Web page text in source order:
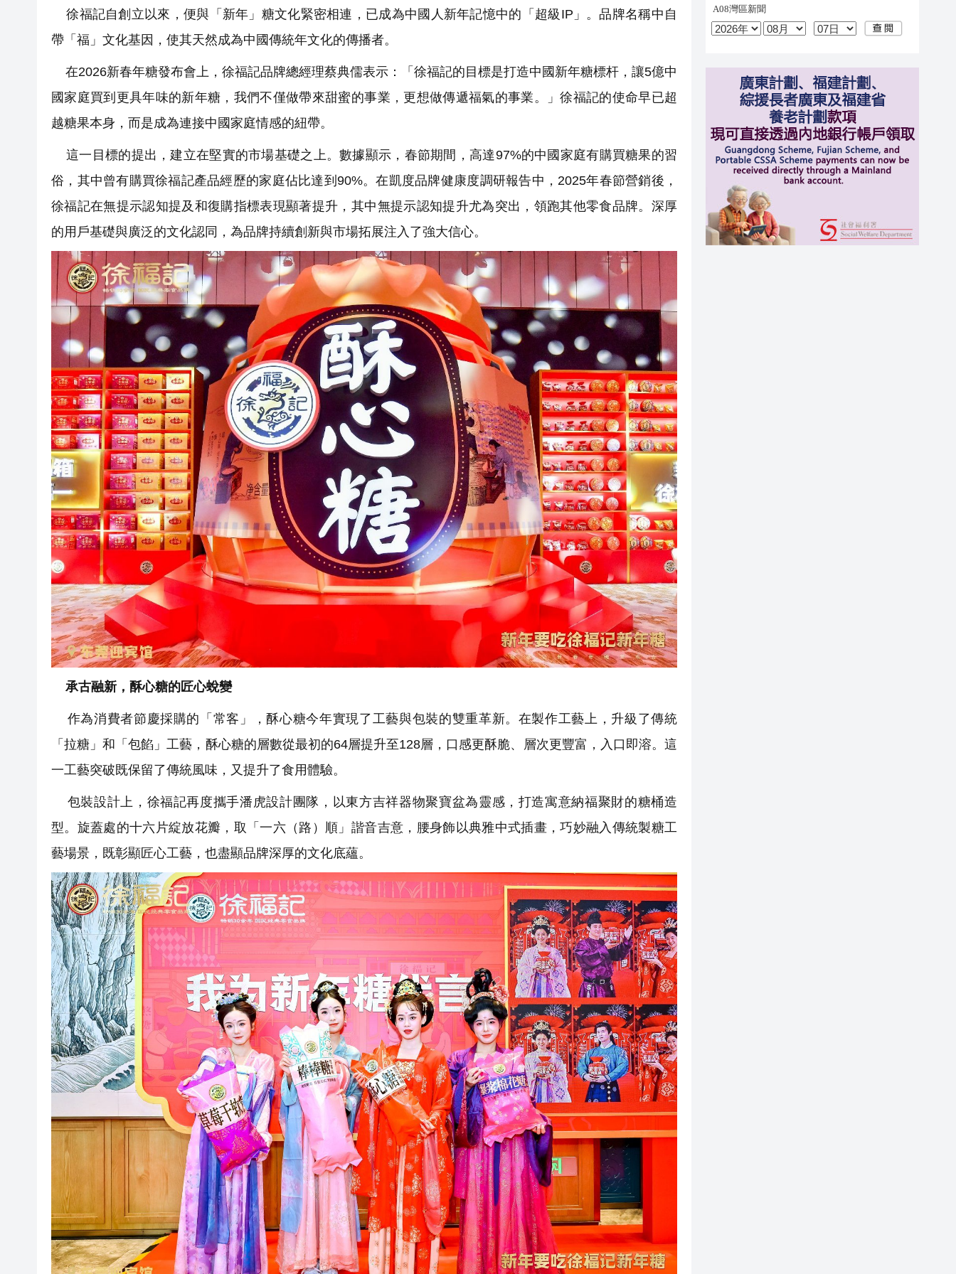
徐福記自創立以來，便與「新年」糖文化緊密相連，已成為中國人新年記憶中的「超級IP」。品牌名稱中自
帶「福」文化基因，使其天然成為中國傳統年文化的傳播者。
在2026新春年糖發布會上，徐福記品牌總經理蔡典儒表示：「徐福記的目標是打造中國新年糖標杆，讓5億中
國家庭買到更具年味的新年糖，我們不僅做帶來甜蜜的事業，更想做傳遞福氣的事業。」徐福記的使命早已超
越糖果本身，而是成為連接中國家庭情感的紐帶。
這一目標的提出，建立在堅實的市場基礎之上。數據顯示，春節期間，高達97%的中國家庭有購買糖果的習
俗，其中曾有購買徐福記產品經歷的家庭佔比達到90%。在凱度品牌健康度調研報告中，2025年春節營銷後，
徐福記在無提示認知提及和復購指標表現顯著提升，其中無提示認知提升尤為突出，領跑其他零食品牌。深厚
的用戶基礎與廣泛的文化認同，為品牌持續創新與市場拓展注入了強大信心。
承古融新，酥心糖的匠心蛻變
作為消費者節慶採購的「常客」，酥心糖今年實現了工藝與包裝的雙重革新。在製作工藝上，升級了傳統
「拉糖」和「包餡」工藝，酥心糖的層數從最初的64層提升至128層，口感更酥脆、層次更豐富，入口即溶。這
一工藝突破既保留了傳統風味，又提升了食用體驗。
包裝設計上，徐福記再度攜手潘虎設計團隊，以東方吉祥器物聚寶盆為靈感，打造寓意納福聚財的糖桶造
型。旋蓋處的十六片綻放花瓣，取「一六（路）順」諧音吉意，腰身飾以典雅中式插畫，巧妙融入傳統製糖工
藝場景，既彰顯匠心工藝，也盡顯品牌深厚的文化底蘊。